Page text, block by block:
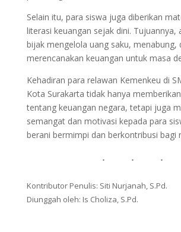
Selain itu, para siswa juga diberikan
literasi keuangan sejak dini. Tujuannya,
bijak mengelola uang saku, menabung,
merencanakan keuangan untuk masa
Kehadiran para relawan Kemenkeu di
Kota Surakarta tidak hanya
tentang keuangan negara, tetapi juga
semangat dan motivasi kepada para
berani bermimpi dan berkontribusi bagi
Kontributor Penulis: Siti Nurjanah, S.Pd.
Diunggah oleh: Is Choliza, S.Pd.